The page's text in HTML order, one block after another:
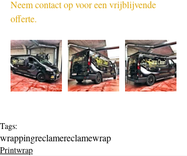
Neem contact op voor een vrijblijvende
offerte.
Tags:
wrappingreclamereclamewrap
Printwrap